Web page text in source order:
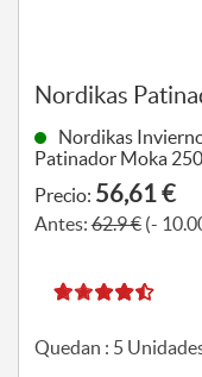
Nordikas
Nordikas
Patinador Moka
Precio: 56,61 €
Antes:62.9 €(-
Quedan : 5